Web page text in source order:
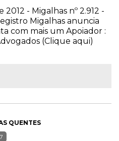
- Migalhas nº 2.912 -
Migalhas anuncia
com mais um Apoiador :
(Clique aqui)
QUENTES